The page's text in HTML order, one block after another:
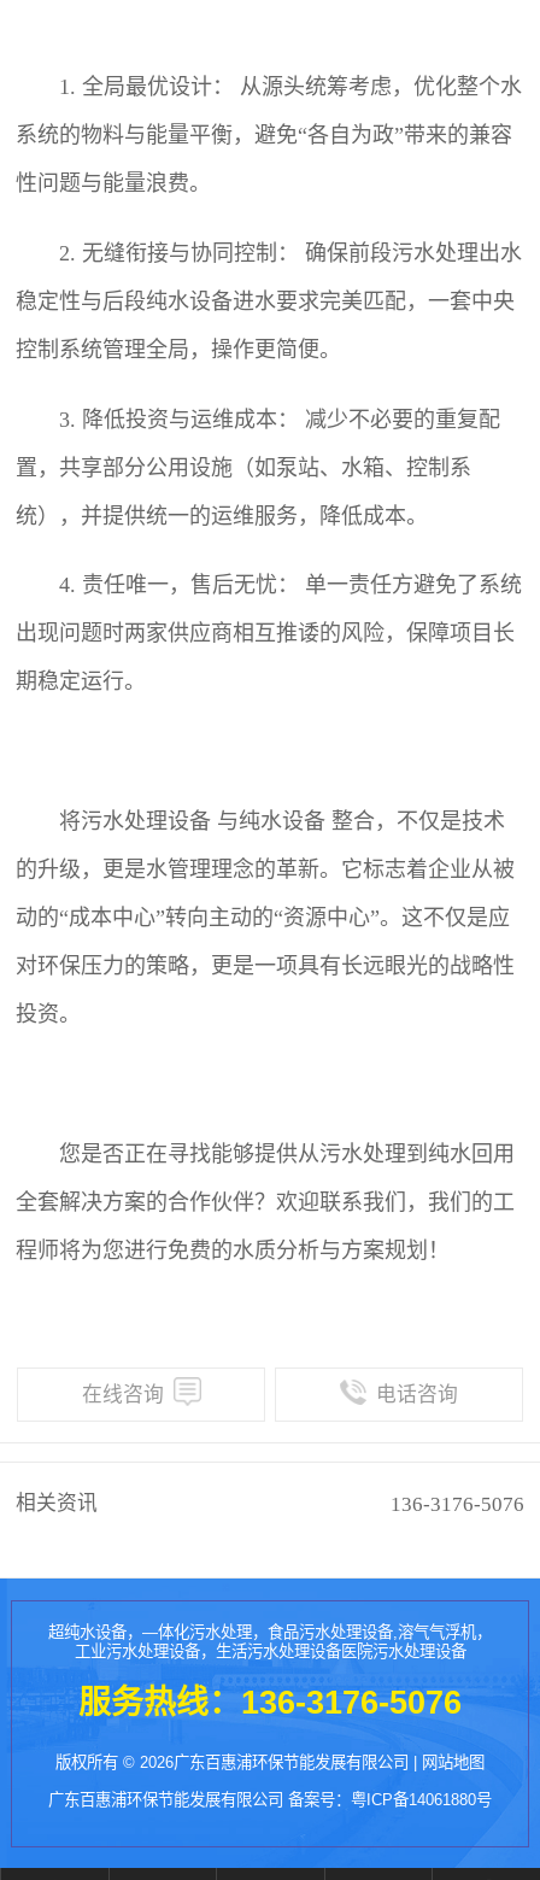
1. 全局最优设计： 从源头统筹考虑，优化整个水
系统的物料与能量平衡，避免“各自为政”带来的兼容
性问题与能量浪费。
2. 无缝衔接与协同控制： 确保前段污水处理出水
稳定性与后段纯水设备进水要求完美匹配，一套中央
控制系统管理全局，操作更简便。
3. 降低投资与运维成本： 减少不必要的重复配
置，共享部分公用设施（如泵站、水箱、控制系
统），并提供统一的运维服务，降低成本。
4. 责任唯一，售后无忧： 单一责任方避免了系统
出现问题时两家供应商相互推诿的风险，保障项目长
期稳定运行。
将污水处理设备 与纯水设备 整合，不仅是技术
的升级，更是水管理理念的革新。它标志着企业从被
动的“成本中心”转向主动的“资源中心”。这不仅是应
对环保压力的策略，更是一项具有长远眼光的战略性
投资。
您是否正在寻找能够提供从污水处理到纯水回用
全套解决方案的合作伙伴？欢迎联系我们，我们的工
程师将为您进行免费的水质分析与方案规划！
在线咨询 电话咨询
相关资讯 136-3176-5076
超纯水设备，—体化污水处理，食品污水处理设备,溶气气浮机，
工业污水处理设备，生活污水处理设备医院污水处理设备
服务热线：136-3176-5076
版权所有 © 2026广东百惠浦环保节能发展有限公司 | 网站地图
广东百惠浦环保节能发展有限公司 备案号： 粤ICP备14061880号